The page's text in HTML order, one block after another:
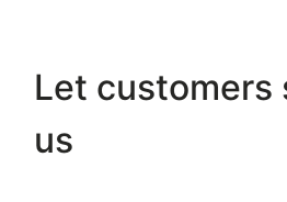
Let customers
us